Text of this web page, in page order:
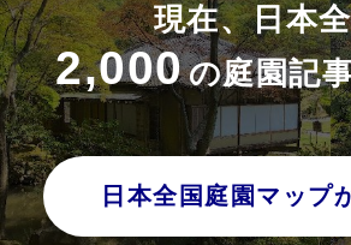
現在、日本
2,000の庭園記
日本全国庭園マップ